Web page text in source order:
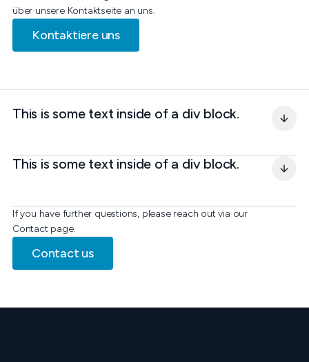
über unsere Kontaktseite an uns.
Kontaktiere uns
If you have further questions, please reach out via our
Contact page.
Contact us
This is some text inside of a div block.
This is some text inside of a div block.